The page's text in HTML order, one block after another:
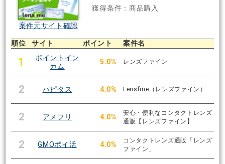
案件元サイト確認
獲得条件：商品購入
順位 サイト ポイント 案件名
1
ポイントイン
カム
5.0% レンズファイン
2 ハピタス 4.0% Lensfine（レンズファイン）
2 アメフリ 4.0%
安心・便利なコンタクトレンズ
通販【レンズファイン】
2 GMOポイ活 4.0%
コンタクトレンズ通販「レンズ
ファイン」